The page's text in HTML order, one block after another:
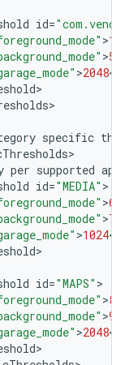
id=
>
>
>2048<
>
specific
per supported
id="MEDIA"
>
>
>1024<
>
id="MAPS"
>
>
>2048<